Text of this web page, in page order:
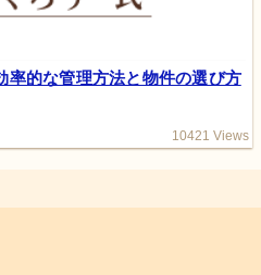
率的な管理方法と物件の選び方
10421 Views